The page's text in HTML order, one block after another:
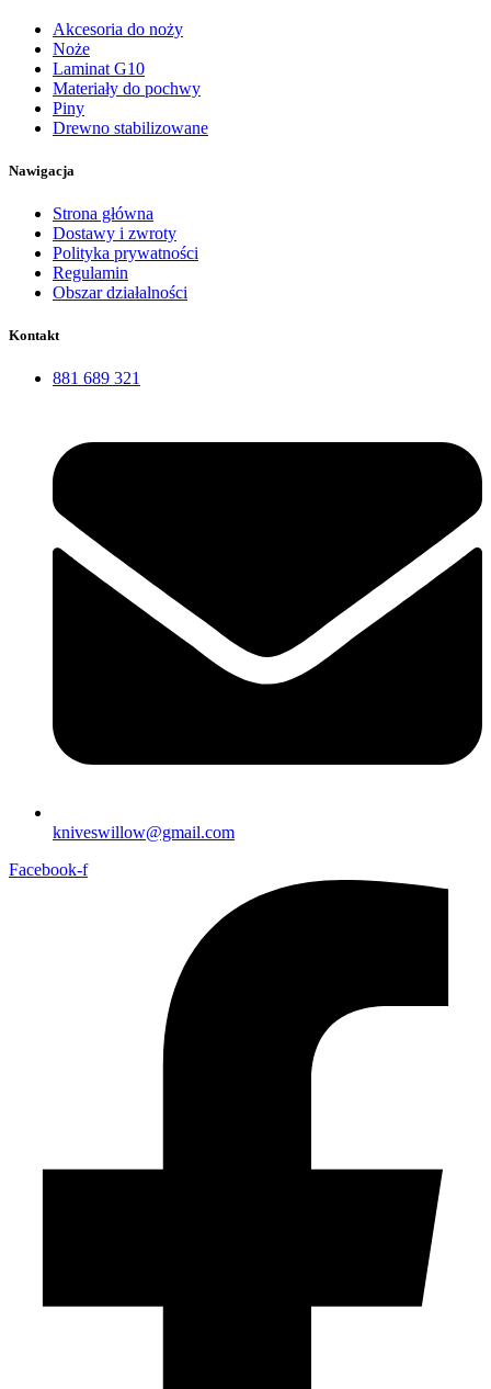
Akcesoria do noży
Noże
Laminat G10
Materiały do pochwy
Piny
Drewno stabilizowane
Nawigacja
Strona główna
Dostawy i zwroty
Polityka prywatności
Regulamin
Obszar działalności
Kontakt
881 689 321
kniveswillow@gmail.com
Facebook-f